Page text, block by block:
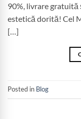
90%, livrare gratuită
estetică dorită! Cel
[…]
Posted in Blog